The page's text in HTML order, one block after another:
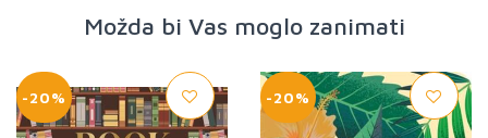
Možda bi Vas moglo zanimati
-20% -20%